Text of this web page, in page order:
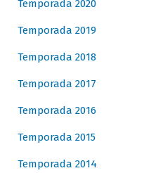
Temporada 2020
Temporada 2019
Temporada 2018
Temporada 2017
Temporada 2016
Temporada 2015
Temporada 2014